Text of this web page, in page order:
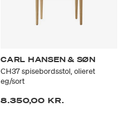
CARL HANSEN & SØN
CH37 spisebordsstol, olieret
eg/sort
8.350,00 KR.